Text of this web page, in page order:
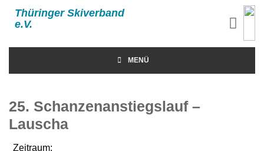
Thüringer Skiverband
e.V.
MENÜ
25. Schanzenanstiegslauf –
Lauscha
Zeitraum: